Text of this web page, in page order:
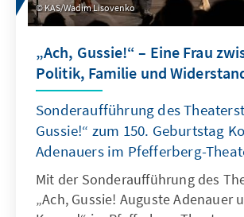
KAS/Wadim Lisovenko
„Ach, Gussie!“ – Eine Frau
Politik, Familie und
Sonderaufführung des
Gussie!“ zum 150. Geburtstag
Adenauers im Pfefferberg-
Mit der Sonderaufführung des
„Ach, Gussie! Auguste Adenauer